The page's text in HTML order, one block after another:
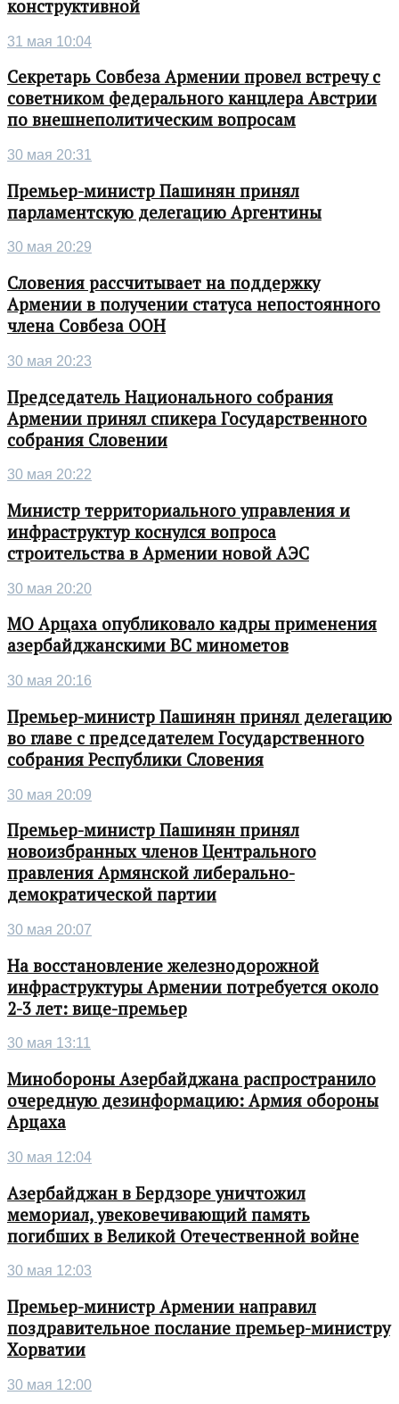
конструктивной
31 мая 10:04
Секретарь Совбеза Армении провел встречу с
советником федерального канцлера Австрии
по внешнеполитическим вопросам
30 мая 20:31
Премьер-министр Пашинян принял
парламентскую делегацию Аргентины
30 мая 20:29
Словения рассчитывает на поддержку
Армении в получении статуса непостоянного
члена Совбеза ООН
30 мая 20:23
Председатель Национального собрания
Армении принял спикера Государственного
собрания Словении
30 мая 20:22
Министр территориального управления и
инфраструктур коснулся вопроса
строительства в Армении новой АЭС
30 мая 20:20
МО Арцаха опубликовало кадры применения
азербайджанскими ВС минометов
30 мая 20:16
Премьер-министр Пашинян принял делегацию
во главе с председателем Государственного
собрания Республики Словения
30 мая 20:09
Премьер-министр Пашинян принял
новоизбранных членов Центрального
правления Армянской либерально-
демократической партии
30 мая 20:07
На восстановление железнодорожной
инфраструктуры Армении потребуется около
2-3 лет: вице-премьер
30 мая 13:11
Минобороны Азербайджана распространило
очередную дезинформацию: Армия обороны
Арцаха
30 мая 12:04
Азербайджан в Бердзоре уничтожил
мемориал, увековечивающий память
погибших в Великой Отечественной войне
30 мая 12:03
Премьер-министр Армении направил
поздравительное послание премьер-министру
Хорватии
30 мая 12:00